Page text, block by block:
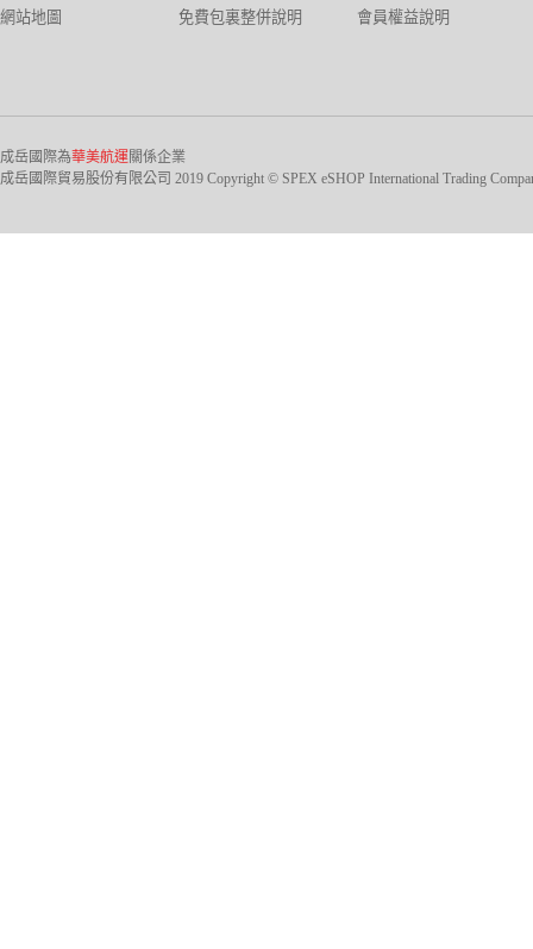
網站地圖
免費包裏整併說明
會員權益說明
成岳國際為華美航運關係企業
成岳國際貿易股份有限公司 2019 Copyright © SPEX eSHOP International Trading